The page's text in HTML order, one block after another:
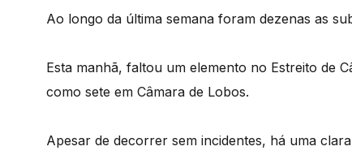
Ao longo da última semana foram dezenas as
Esta manhã, faltou um elemento no Estreito de
como sete em Câmara de Lobos.
Apesar de decorrer sem incidentes, há uma